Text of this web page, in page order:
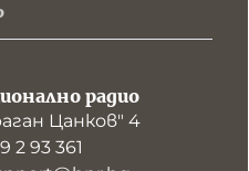
радио
Цанков" 4
2 93 361